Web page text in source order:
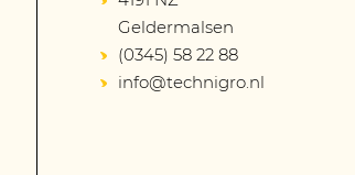
Geldermalsen
(0345) 58 22 88
info@technigro.nl